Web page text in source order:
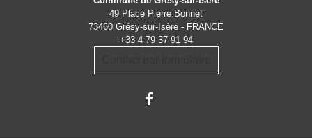
49 Place Pierre Bonnet
73460 Grésy-sur-Isère - FRANCE
+33 4 79 37 91 94